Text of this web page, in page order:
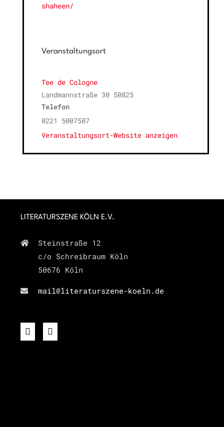
shaheen/
Veranstaltungsort
Tee de Cologne
Landmannstraße 30 50825
Telefon
0221 5007507
Veranstaltungsort-Website anzeigen
LITERATURSZENE KÖLN E.V.
Steinstraße 12
c/o Schreibraum Köln
50676 Köln
mail@literaturszene-koeln.de